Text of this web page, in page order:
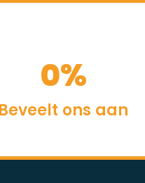
Beveelt ons aan
0%